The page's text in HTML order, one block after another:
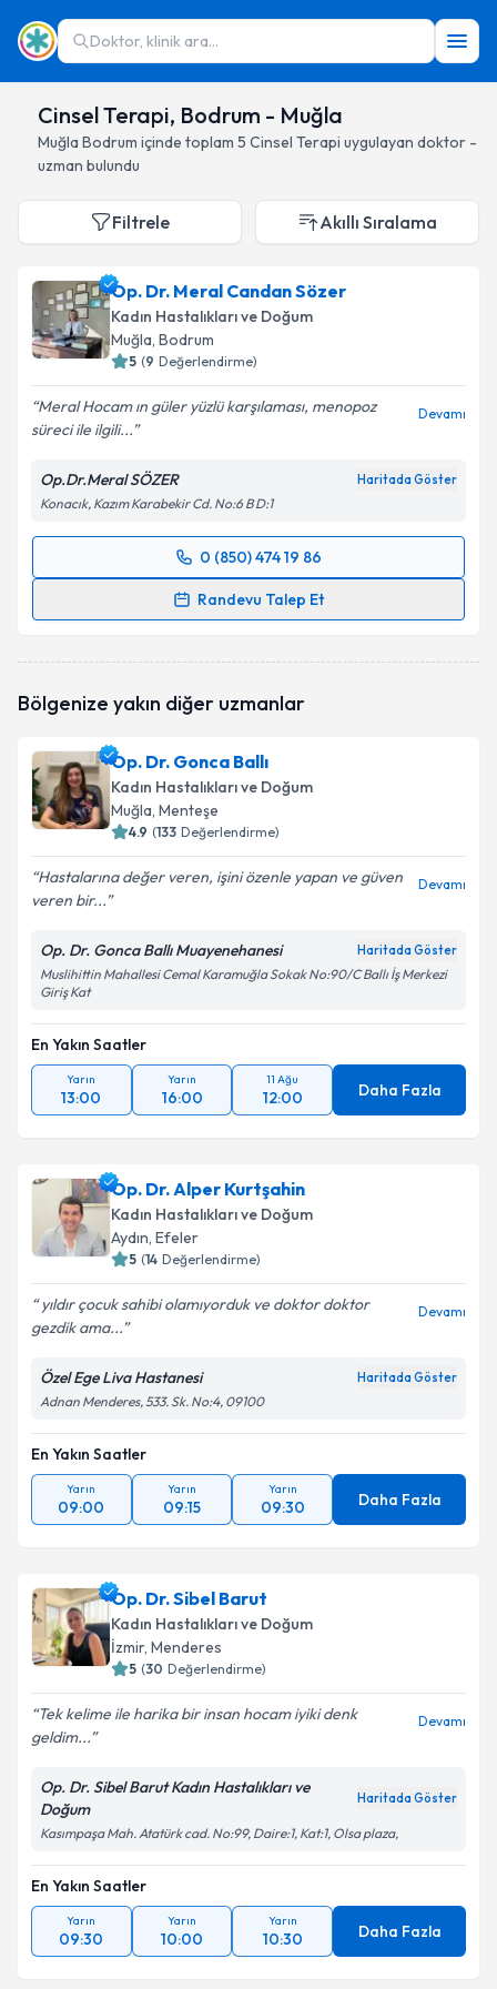
Doktor, klinik ara...
Cinsel Terapi, Bodrum - Muğla
Muğla Bodrum içinde toplam 5 Cinsel Terapi uygulayan doktor -
uzman bulundu
Filtrele Akıllı Sıralama
Op. Dr. Meral Candan Sözer
Kadın Hastalıkları ve Doğum
Muğla, Bodrum
5 (9 Değerlendirme)
Meral Hocam ın güler yüzlü karşılaması, menopoz
süreci ile ilgili...
Devamı
Op.Dr.Meral SÖZER Haritada Göster
Konacık, Kazım Karabekir Cd. No:6 B D:1
0 (850) 474 19 86
Randevu Talep Et
Randevu Takvimi Talebi
talebi oluşturun. Size bu uzmandan randevu almanız
bilgilendireceğiz.
E-posta Adresiniz
Kişisel verilerimin işlenmesine ilişkinAydınlatma
Metni'ni okudum ve kişisel verilerimin belirtilen
Takvim Talebini Gönder
Bölgenize yakın diğer uzmanlar
Op. Dr. Gonca Ballı
Kadın Hastalıkları ve Doğum
Muğla, Menteşe
4.9 (133 Değerlendirme)
Hastalarına değer veren, işini özenle yapan ve güven
veren bir...
Devamı
Op. Dr. Gonca Ballı Muayenehanesi Haritada Göster
Muslihittin Mahallesi Cemal Karamuğla Sokak No:90/C Ballı İş Merkezi
Giriş Kat
En Yakın Saatler
Yarın
13:00
Yarın
16:00
11 Ağu
12:00 Daha Fazla
Op. Dr. Alper Kurtşahin
Kadın Hastalıkları ve Doğum
Aydın, Efeler
5 (14 Değerlendirme)
yıldır çocuk sahibi olamıyorduk ve doktor doktor
gezdik ama...
Devamı
Özel Ege Liva Hastanesi Haritada Göster
Adnan Menderes, 533. Sk. No:4, 09100
En Yakın Saatler
Yarın
09:00
Yarın
09:15
Yarın
09:30 Daha Fazla
Op. Dr. Sibel Barut
Kadın Hastalıkları ve Doğum
İzmir, Menderes
5 (30 Değerlendirme)
Tek kelime ile harika bir insan hocam iyiki denk
geldim...
Devamı
Op. Dr. Sibel Barut Kadın Hastalıkları ve
Doğum
Haritada Göster
Kasımpaşa Mah. Atatürk cad. No:99, Daire:1, Kat:1, Olsa plaza,
En Yakın Saatler
Yarın
09:30
Yarın
10:00
Yarın
10:30 Daha Fazla